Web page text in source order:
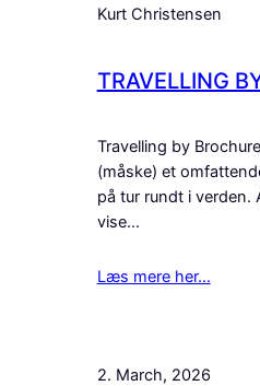
Kurt Christensen
TRAVELLING
Travelling by
(måske) et
på tur rundt i verden.
vise…
Læs mere her…
2. March, 2026